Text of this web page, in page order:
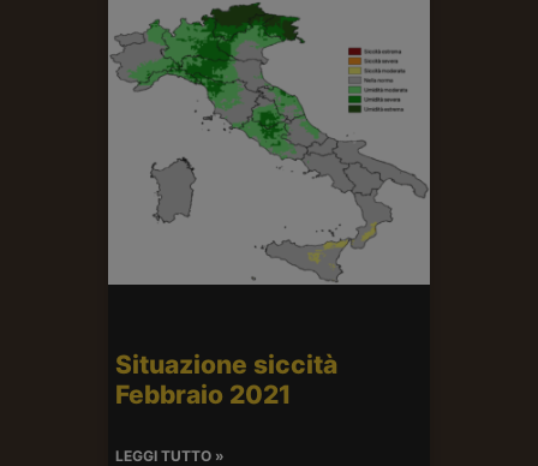
Situazione siccità
Febbraio 2021
LEGGI TUTTO »